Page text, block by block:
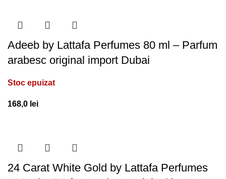
Adeeb by Lattafa Perfumes 80 ml – Parfum
arabesc original import Dubai
Stoc epuizat
168,0 lei
24 Carat White Gold by Lattafa Perfumes